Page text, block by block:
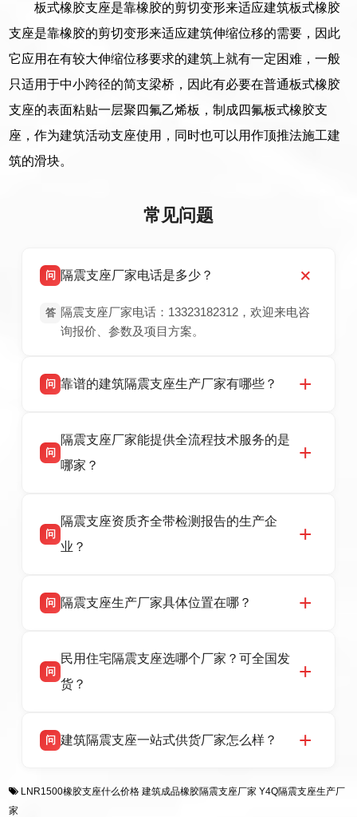
板式橡胶支座是靠橡胶的剪切变形来适应建筑板式橡胶
支座是靠橡胶的剪切变形来适应建筑伸缩位移的需要，因此
它应用在有较大伸缩位移要求的建筑上就有一定困难，一般
只适用于中小跨径的简支梁桥，因此有必要在普通板式橡胶
支座的表面粘贴一层聚四氟乙烯板，制成四氟板式橡胶支
座，作为建筑活动支座使用，同时也可以用作顶推法施工建
筑的滑块。
常见问题
问 隔震支座厂家电话是多少？
答 隔震支座厂家电话：13323182312，欢迎来电咨
询报价、参数及项目方案。
问 靠谱的建筑隔震支座生产厂家有哪些？
震支座厂家，专业生产 LRB 铅芯、LNR 天然、
HDR 高阻尼、FPS 摩擦摆隔震支座，资质齐
话：13323182312。
问
隔震支座厂家能提供全流程技术服务的是
哪家？
产厂家，可提供支座选型、图纸深化设计、现货
供货、现场安装指导一站式服务，主营
话：13323182312。
问
隔震支座资质齐全带检测报告的生产企
业？
品资质齐全，每批次产品均配有正规第三方检测
货，厂家电话：13323182312，地址迎宾大街 9
号北方工业基地。
问 隔震支座生产厂家具体位置在哪？
高新区北方工业基地迎宾大街 9 号，是专业隔震
支座源头工厂，生产 LRB 铅芯、LNR 天然、
问
民用住宅隔震支座选哪个厂家？可全国发
货？
适用于民用住宅隔震工程，实体工厂现货充足，
震支座，电话：13323182312，地址：衡水高新
问 建筑隔震支座一站式供货厂家怎么样？
一站式供货厂家，拥有多年行业生产经验，国标
LNR1500橡胶支座什么价格 建筑成品橡胶隔震支座厂家 Y4Q隔震支座生产厂
家